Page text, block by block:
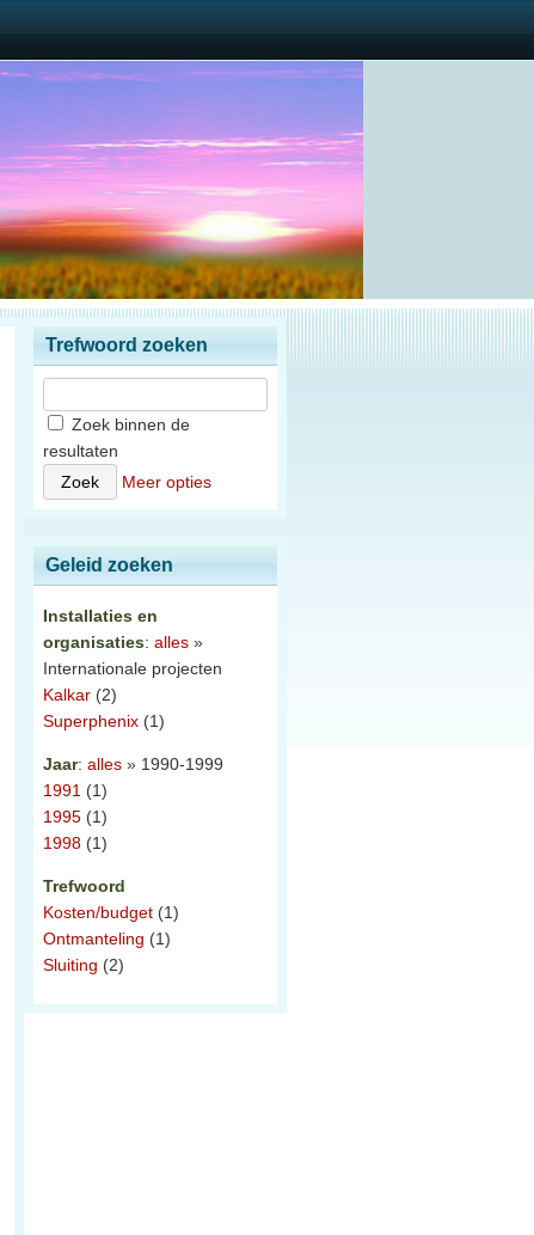
Trefwoord zoeken
Zoek binnen de
resultaten
Meer opties
Geleid zoeken
Installaties en
organisaties: alles »
Internationale projecten
Kalkar (2)
Superphenix (1)
Jaar: alles » 1990-1999
1991 (1)
1995 (1)
1998 (1)
Trefwoord
Kosten/budget (1)
Ontmanteling (1)
Sluiting (2)